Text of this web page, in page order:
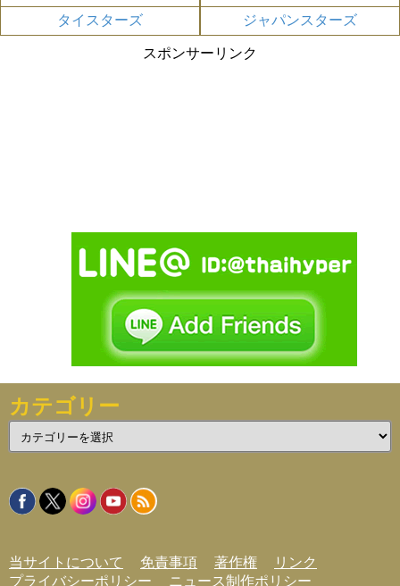
タイスターズ
ジャパンスターズ
スポンサーリンク
カテゴリー
テ
リ
ー
当サイトについて 免責事項 著作権
リンク
プライバシーポリシー
ニュース制作ポリシー